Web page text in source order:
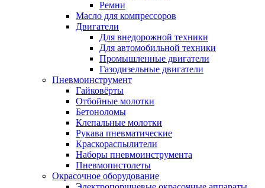
Ремни
Масло для компрессоров
Двигатели
Для внедорожной техники
Для автомобильной техники
Промышленные двигатели
Газодизельные двигатели
Пневмоинструмент
Гайковёрты
Отбойные молотки
Бетоноломы
Клепальные молотки
Рукава пневматические
Краскораспылители
Наборы пневмоинструмента
Пневмопистолеты
Окрасочное оборудование